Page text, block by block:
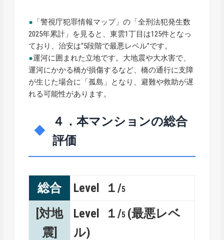
● 「警視庁犯罪情報マップ」の「全刑法犯発生数
2025年累計」を見ると、東雲1丁目は125件となっ
ており、治安は“5段階で最悪レベル”です。
●運河に囲まれた立地です。大地震や大水害で、
運河にかかる橋が損傷するなど、橋の通行に支障
が生じた場合に「孤島」となり、避難や救助が遅
れる可能性があります。
４．本マンションの総合
評価
総合 Level １/5
[対地
震]
Level １/5 (最悪レベ
ル)